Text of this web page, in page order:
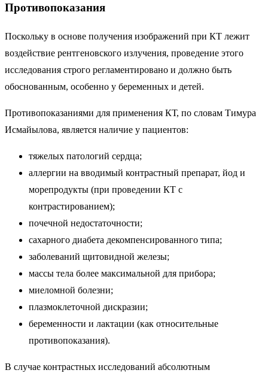
Противопоказания
Поскольку в основе получения изображений при КТ лежит
воздействие рентгеновского излучения, проведение этого
исследования строго регламентировано и должно быть
обоснованным, особенно у беременных и детей.
Противопоказаниями для применения КТ, по словам Тимура
Исмайылова, является наличие у пациентов:
тяжелых патологий сердца;
аллергии на вводимый контрастный препарат, йод и
морепродукты (при проведении КТ с
контрастированием);
почечной недостаточности;
сахарного диабета декомпенсированного типа;
заболеваний щитовидной железы;
массы тела более максимальной для прибора;
миеломной болезни;
плазмоклеточной дискразии;
беременности и лактации (как относительные
противопоказания).
В случае контрастных исследований абсолютным